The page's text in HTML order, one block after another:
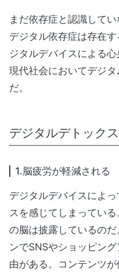
まだ依存症と認識して
デジタル依存症は存在
ジタルデバイスによる
現代社会においてデジ
だ。
デジタルデトック
1.脳疲労が軽減される
デジタルデバイスによ
スを感じてしまってい
の脳は披露しているの
ンでSNSやショッピン
由がある。コンテンツ